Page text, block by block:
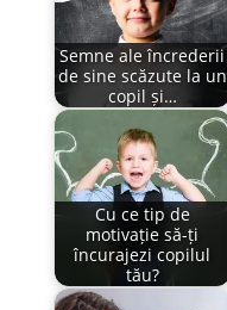
Semne ale încrederii
de sine scăzute la un
copil și…
Cu ce tip de
motivație să-ți
încurajezi copilul
tău?